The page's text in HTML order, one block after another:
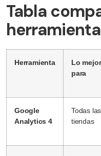
Tabla
Herramienta
Lo mejor
para
Google
Analytics 4
Todas las
tiendas